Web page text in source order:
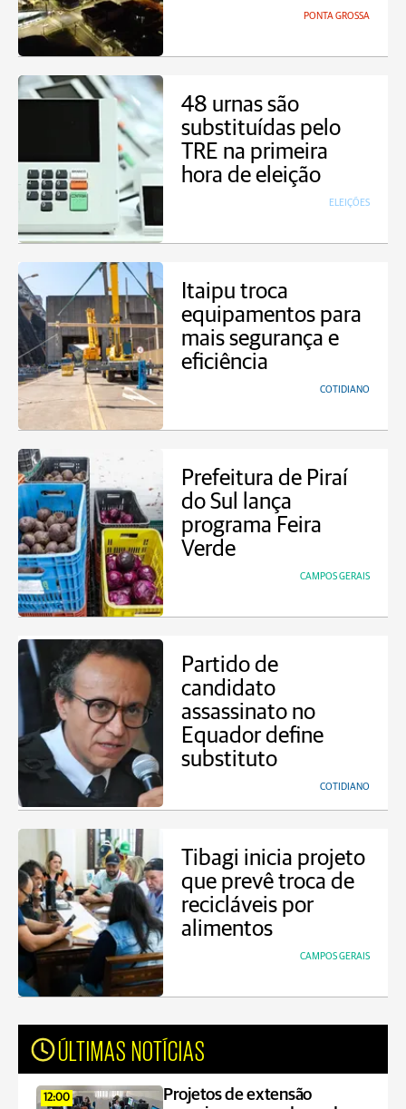
PONTA GROSSA
48 urnas são
substituídas pelo
TRE na primeira
hora de eleição
ELEIÇÕES
Itaipu troca
equipamentos para
mais segurança e
eficiência
COTIDIANO
Prefeitura de Piraí
do Sul lança
programa Feira
Verde
CAMPOS GERAIS
Partido de
candidato
assassinato no
Equador define
substituto
COTIDIANO
Tibagi inicia projeto
que prevê troca de
recicláveis por
alimentos
CAMPOS GERAIS
ÚLTIMAS NOTÍCIAS
12:00
Projetos de extensão